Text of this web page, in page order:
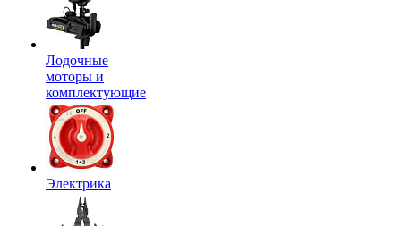
Лодочные
моторы и
комплектующие
Электрика